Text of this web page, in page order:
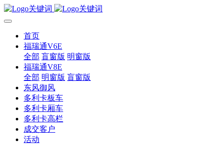
首页
福瑞通V6E
全部 盲窗版 明窗版
福瑞通V8E
全部 明窗版 盲窗版
东风御风
多利卡板车
多利卡厢车
多利卡高栏
成交客户
活动